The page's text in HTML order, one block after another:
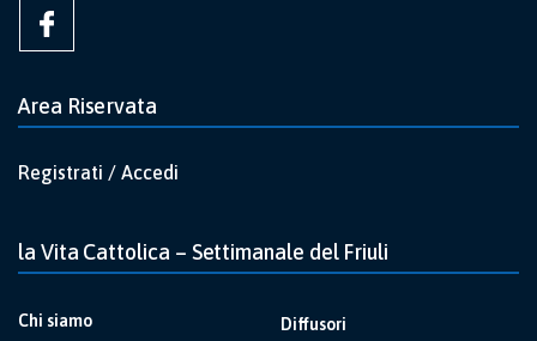
Area Riservata
Registrati / Accedi
la Vita Cattolica – Settimanale del Friuli
Chi siamo Diffusori